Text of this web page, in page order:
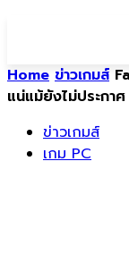
Home ข่าวเกมส์
แน่แม้ยังไม่ประกาศ
ข่าวเกมส์
เกม PC